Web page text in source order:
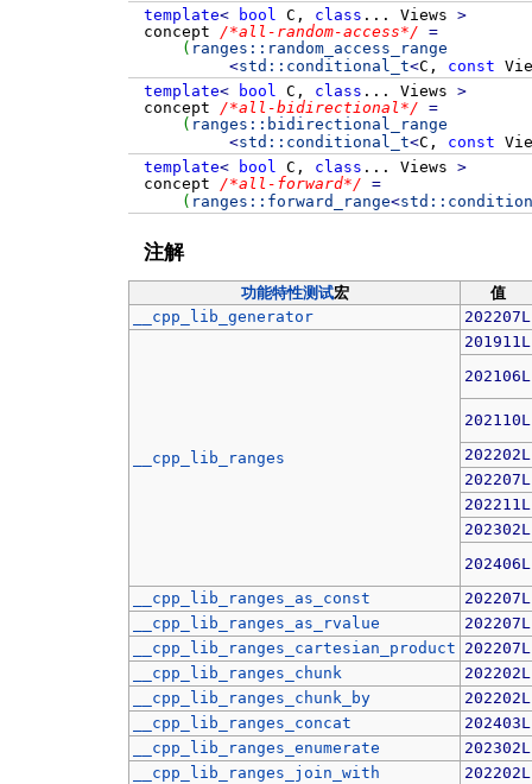
template< bool C, class ... Views >
concept /*all-random-access*/ =
( ranges:: random_access_range
<std:: conditional_t<C, const
template< bool C, class ... Views >
concept /*all-bidirectional*/ =
( ranges:: bidirectional_range
<std:: conditional_t<C, const
template< bool C, class ... Views >
concept /*all-forward*/ =
( ranges:: forward_range<std::
注解
功能特性测试宏
值
__cpp_lib_generator
202207L
__cpp_lib_ranges
201911L
202106L
202110L
202202L
202207L
202211L
202302L
202406L
__cpp_lib_ranges_as_const
202207L
__cpp_lib_ranges_as_rvalue
202207L
__cpp_lib_ranges_cartesian_product 202207L
__cpp_lib_ranges_chunk
202202L
__cpp_lib_ranges_chunk_by
202202L
__cpp_lib_ranges_concat
202403L
__cpp_lib_ranges_enumerate
202302L
__cpp_lib_ranges_join_with
202202L